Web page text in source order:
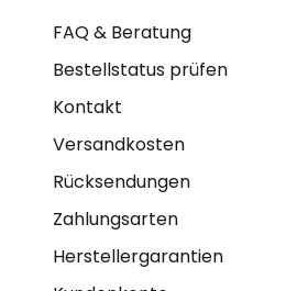
FAQ & Beratung
Bestellstatus prüfen
Kontakt
Versandkosten
Rücksendungen
Zahlungsarten
Herstellergarantien